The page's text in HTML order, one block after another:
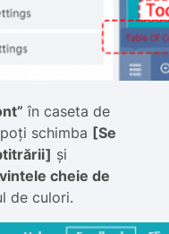
în caseta de
schimba [Se
și
cheie de
de culori.